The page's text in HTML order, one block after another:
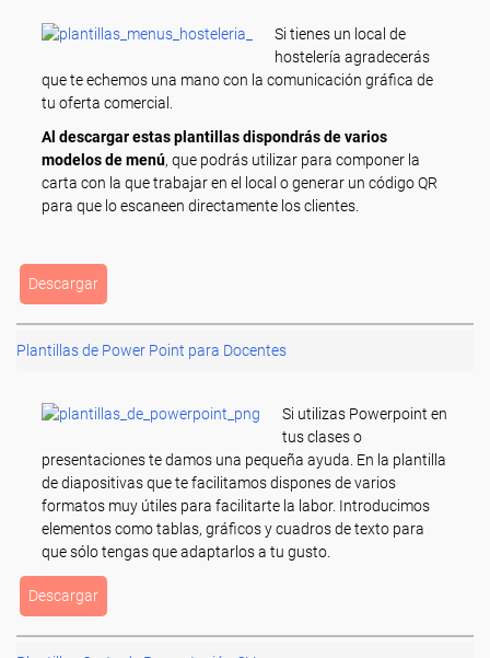
Si tienes un local de
hostelería agradecerás
que te echemos una mano con la comunicación gráfica de
tu oferta comercial.
Al descargar estas plantillas dispondrás de varios
modelos de menú, que podrás utilizar para componer la
carta con la que trabajar en el local o generar un código QR
para que lo escaneen directamente los clientes.
Descargar
Plantillas de Power Point para Docentes
Si utilizas Powerpoint en
tus clases o
presentaciones te damos una pequeña ayuda. En la plantilla
de diapositivas que te facilitamos dispones de varios
formatos muy útiles para facilitarte la labor. Introducimos
elementos como tablas, gráficos y cuadros de texto para
que sólo tengas que adaptarlos a tu gusto.
Descargar